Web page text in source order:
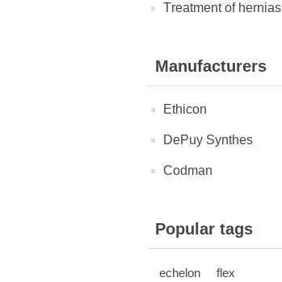
Тreatment of hernias
Manufacturers
Ethicon
DePuy Synthes
Codman
Popular tags
echelon
flex